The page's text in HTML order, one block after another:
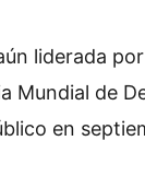
liderada
Mundial de
en